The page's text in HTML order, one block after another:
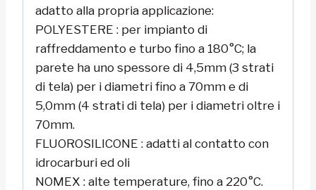
adatto alla propria applicazione:
POLYESTERE : per impianto di
raffreddamento e turbo fino a 180°C; la
parete ha uno spessore di 4,5mm (3 strati
di tela) per i diametri fino a 70mm e di
5,0mm (4 strati di tela) per i diametri oltre i
70mm.
FLUOROSILICONE : adatti al contatto con
idrocarburi ed oli
NOMEX : alte temperature, fino a 220°C.